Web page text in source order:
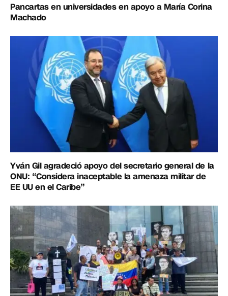
Pancartas en universidades en apoyo a María Corina
Machado
Yván Gil agradeció apoyo del secretario general de la
ONU: “Considera inaceptable la amenaza militar de
EE UU en el Caribe”